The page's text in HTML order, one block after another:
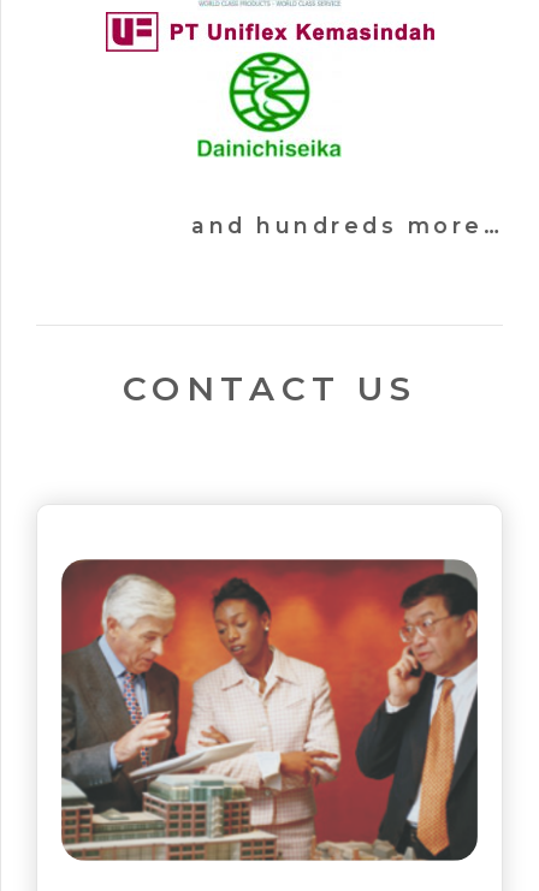
and hundreds more…
CONTACT US